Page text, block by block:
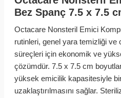
Bez Spanç 7.5 x 7.5
Octacare Nonsteril Emici
rutinleri, genel yara temizliği ve
süreçleri için ekonomik ve
çözümdür. 7.5 x 7.5 cm
yüksek emicilik kapasitesiyle
uzaklaştırılmasını sağlar.